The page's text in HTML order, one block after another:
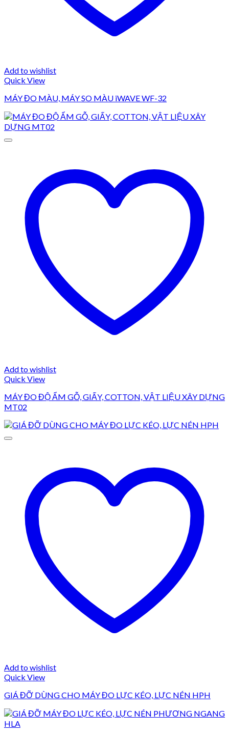
Add to wishlist
Quick View
MÁY ĐO MÀU, MÁY SO MÀU iWAVE WF-32
Add to wishlist
Quick View
MÁY ĐO ĐỘ ẨM GỖ, GIẤY, COTTON, VẬT LIỆU XÂY DỰNG
MT02
Add to wishlist
Quick View
GIÁ ĐỠ DÙNG CHO MÁY ĐO LỰC KÉO, LỰC NÉN HPH